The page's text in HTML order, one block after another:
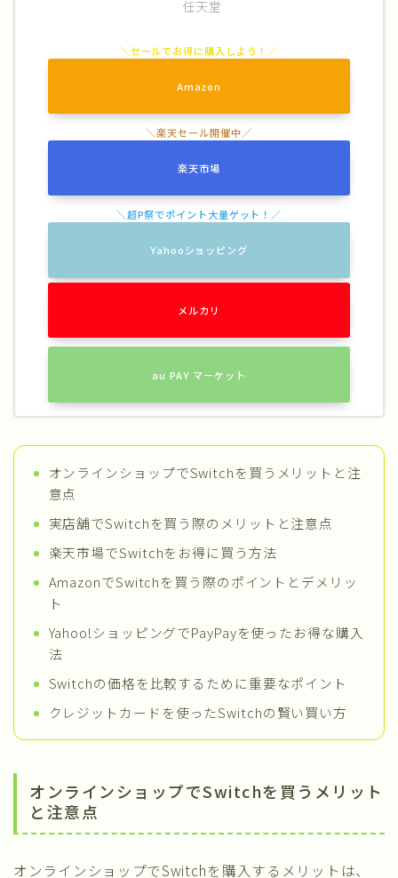
任天堂
Amazon
楽天市場
Yahooショッピング
メルカリ
au PAY マーケット
オンラインショップでSwitchを買うメリットと注
意点
実店舗でSwitchを買う際のメリットと注意点
楽天市場でSwitchをお得に買う方法
AmazonでSwitchを買う際のポイントとデメリッ
ト
Yahoo!ショッピングでPayPayを使ったお得な購入
法
Switchの価格を比較するために重要なポイント
クレジットカードを使ったSwitchの賢い買い方
オンラインショップでSwitchを買うメリット
と注意点
オンラインショップでSwitchを購入するメリットは、